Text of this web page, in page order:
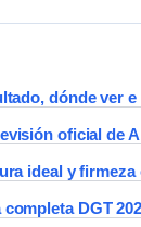
dónde ver
oficial de
ideal y firmeza
DGT